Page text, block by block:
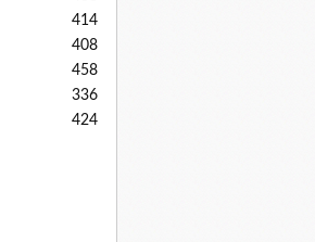
414
408
458
336
424